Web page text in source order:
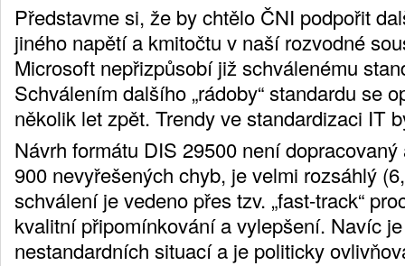
Představme si, že by chtělo ČNI podpořit
jiného napětí a kmitočtu v naší rozvodné
Microsoft nepřizpůsobí již schválenému
Schválením dalšího „rádoby“ standardu se
několik let zpět. Trendy ve standardizaci IT
Návrh formátu DIS 29500 není
900 nevyřešených chyb, je velmi rozsáhlý
schválení je vedeno přes tzv. „fast-track“
kvalitní připomínkování a vylepšení. Navíc
nestandardních situací a je politicky